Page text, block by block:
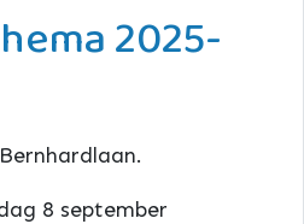
2025-
8 september